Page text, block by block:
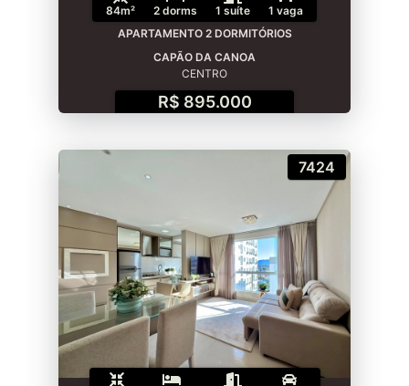
84m² 2 dorms 1 suíte
1 vaga
APARTAMENTO 2 DORMITÓRIOS
CAPÃO DA CANOA
CENTRO
R$ 895.000
7424